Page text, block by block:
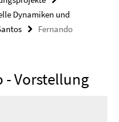
Dynamiken und
Fernando
- Vorstellung